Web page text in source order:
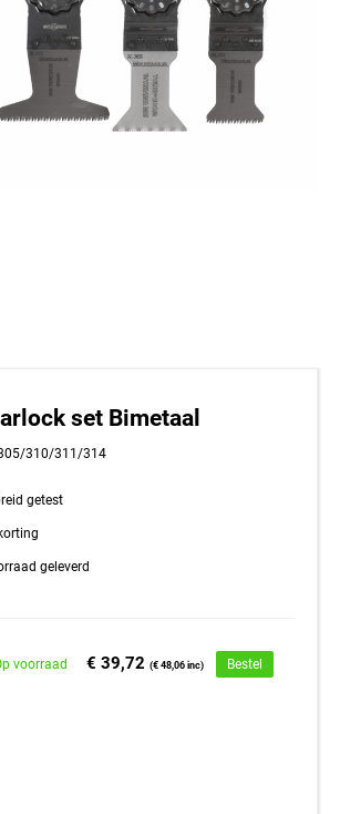
set Bimetaal
310/311/314
getest
geleverd
voorraad € 39,72(€ 48,06 inc) Bestel